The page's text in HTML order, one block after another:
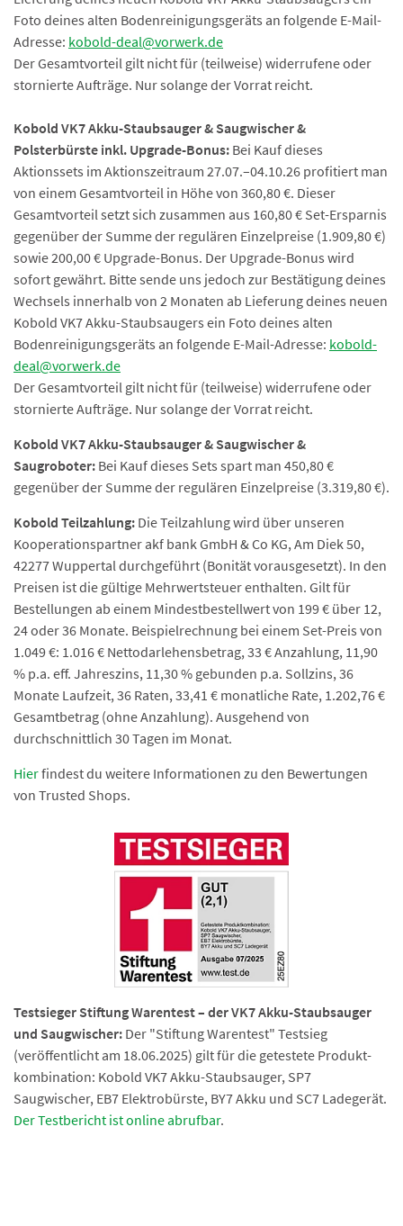
Foto deines alten Bodenreinigungsgeräts an folgende E-Mail-
Adresse: kobold-deal@vorwerk.de
Der Gesamtvorteil gilt nicht für (teilweise) widerrufene oder
stornierte Aufträge. Nur solange der Vorrat reicht.
Kobold VK7 Akku-Staubsauger & Saugwischer &
Polsterbürste inkl. Upgrade-Bonus: Bei Kauf dieses
Aktionssets im Aktionszeitraum 27.07.–04.10.26 profitiert man
von einem Gesamtvorteil in Höhe von 360,80 €. Dieser
Gesamtvorteil setzt sich zusammen aus 160,80 € Set-Ersparnis
gegenüber der Summe der regulären Einzelpreise (1.909,80 €)
sowie 200,00 € Upgrade-Bonus. Der Upgrade-Bonus wird
sofort gewährt. Bitte sende uns jedoch zur Bestätigung deines
Wechsels innerhalb von 2 Monaten ab Lieferung deines neuen
Kobold VK7 Akku-Staubsaugers ein Foto deines alten
Bodenreinigungsgeräts an folgende E-Mail-Adresse: kobold-
deal@vorwerk.de
Der Gesamtvorteil gilt nicht für (teilweise) widerrufene oder
stornierte Aufträge. Nur solange der Vorrat reicht.
Kobold VK7 Akku-Staubsauger & Saugwischer &
Saugroboter: Bei Kauf dieses Sets spart man 450,80 €
gegenüber der Summe der regulären Einzelpreise (3.319,80 €).
Kobold Teilzahlung: Die Teilzahlung wird über unseren
Kooperationspartner akf bank GmbH & Co KG, Am Diek 50,
42277 Wuppertal durchgeführt (Bonität vorausgesetzt). In den
Preisen ist die gültige Mehrwertsteuer enthalten. Gilt für
Bestellungen ab einem Mindestbestellwert von 199 € über 12,
24 oder 36 Monate. Beispielrechnung bei einem Set-Preis von
1.049 €: 1.016 € Nettodarlehensbetrag, 33 € Anzahlung, 11,90
% p.a. eff. Jahreszins, 11,30 % gebunden p.a. Sollzins, 36
Monate Laufzeit, 36 Raten, 33,41 € monatliche Rate, 1.202,76 €
Gesamtbetrag (ohne Anzahlung). Ausgehend von
durchschnittlich 30 Tagen im Monat.
Hierfindest du weitere Informationen zu den Bewertungen
von Trusted Shops.
Testsieger Stiftung Warentest – der VK7 Akku-Staubsauger
und Saugwischer: Der "Stiftung Warentest" Testsieg
(veröffentlicht am 18.06.2025) gilt für die getestete Produkt­
kombination: Kobold VK7 Akku-Staubsauger, SP7
Saugwischer, EB7 Elektrobürste, BY7 Akku und SC7 Ladegerät.
Der Testbericht ist online abrufbar.